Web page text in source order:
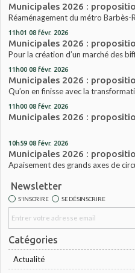
Municipales 2026 :
Réaménagement du métro Barbès-
11h01 08 févr. 2026
Municipales 2026 :
Pour la création d’un marché des
11h00 08 févr. 2026
Municipales 2026 :
Qu’on en finisse avec la
11h00 08 févr. 2026
Municipales 2026 :
10h59 08 févr. 2026
Municipales 2026 :
Apaisement des grands axes de
Newsletter
S'INSCRIRE SE DÉSINSCRIRE
Catégories
Actualité